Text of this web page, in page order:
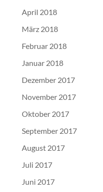
April 2018
März 2018
Februar 2018
Januar 2018
Dezember 2017
November 2017
Oktober 2017
September 2017
August 2017
Juli 2017
Juni 2017